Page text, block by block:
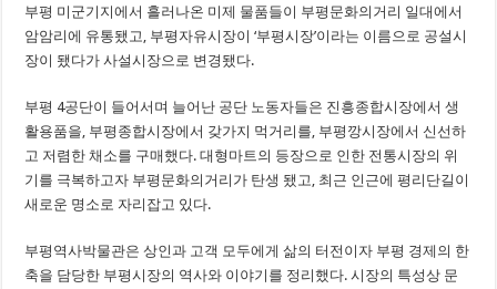
부평 미군기지에서 흘러나온 미제 물품들이 부평문화의거리 일대에서
암암리에 유통됐고, 부평자유시장이 ‘부평시장’이라는 이름으로 공설시
장이 됐다가 사설시장으로 변경됐다.
부평 4공단이 들어서며 늘어난 공단 노동자들은 진흥종합시장에서 생
활용품을, 부평종합시장에서 갖가지 먹거리를, 부평깡시장에서 신선하
고 저렴한 채소를 구매했다. 대형마트의 등장으로 인한 전통시장의 위
기를 극복하고자 부평문화의거리가 탄생 됐고, 최근 인근에 평리단길이
새로운 명소로 자리잡고 있다.
부평역사박물관은 상인과 고객 모두에게 삶의 터전이자 부평 경제의 한
축을 담당한 부평시장의 역사와 이야기를 정리했다. 시장의 특성상 문